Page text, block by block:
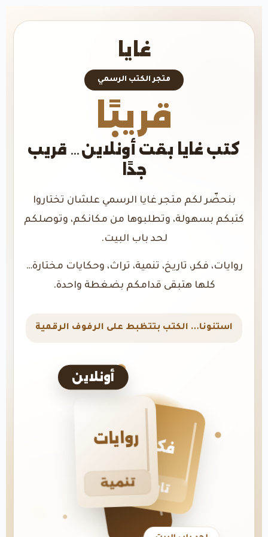
غايا
متجر الكتب الرسمي
قريبًا
كتب غايا بقت أونلاين… قريب
جدًا
بنحضّر لكم متجر غايا الرسمي علشان تختاروا
كتبكم بسهولة، وتطلبوها من مكانكم، وتوصلكم
لحد باب البيت.
روايات، فكر، تاريخ، تنمية، تراث، وحكايات مختارة…
كلها هتبقى قدامكم بضغطة واحدة.
استنونا… الكتب بتتظبط على الرفوف الرقمية
أونلاين
فكر
تاريخ
روايات
تنمية